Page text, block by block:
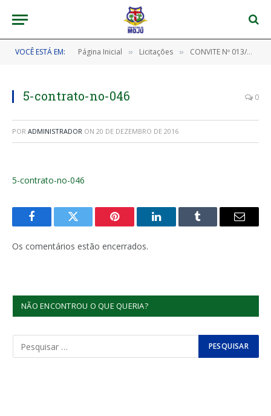
VOCÊ ESTÁ EM: Página Inicial » Licitações » CONVITE Nº 013/2016/CPL/PMM/PA
5-contrato-no-046 0
POR ADMINISTRADOR ON 20 DE DEZEMBRO DE 2016
5-contrato-no-046
FacebookTwitter Pinterest LinkedInTumblr
E-
Os comentários estão encerrados.
NÃO ENCONTROU O QUE QUERIA?